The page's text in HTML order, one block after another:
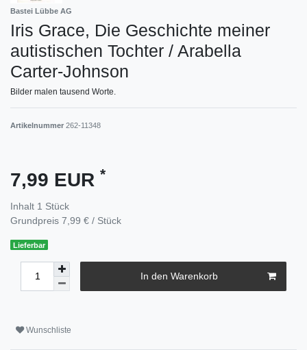
Bastei Lübbe AG
Iris Grace, Die Geschichte meiner
autistischen Tochter / Arabella
Carter-Johnson
Bilder malen tausend Worte.
Artikelnummer 262-11348
7,99 EUR *
Inhalt 1 Stück
Grundpreis 7,99 € / Stück
Lieferbar
In den Warenkorb
Wunschliste